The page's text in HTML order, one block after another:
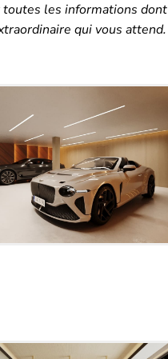
les informations dont
qui vous attend.